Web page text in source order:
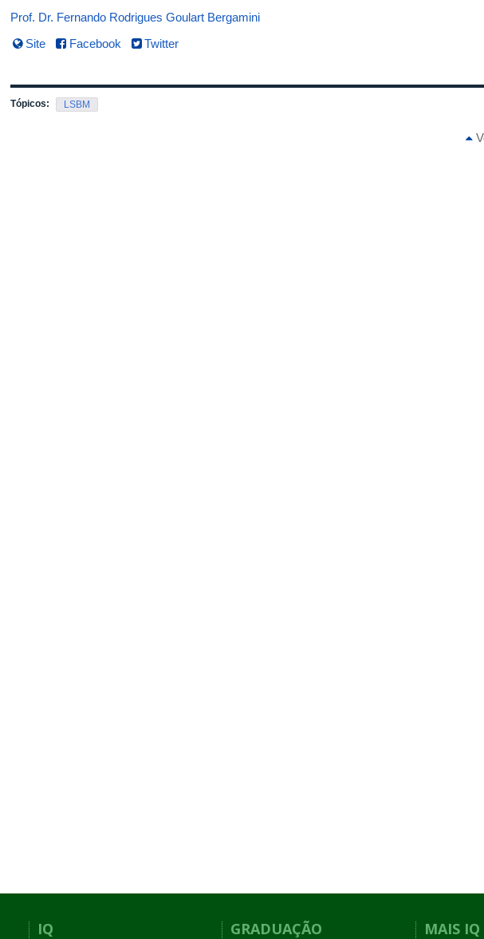
Prof. Dr. Fernando Rodrigues Goulart Bergamini​
Site
Facebook Twitter
Tópicos: LSBM
IQ GRADUAÇÃO MAIS IQ